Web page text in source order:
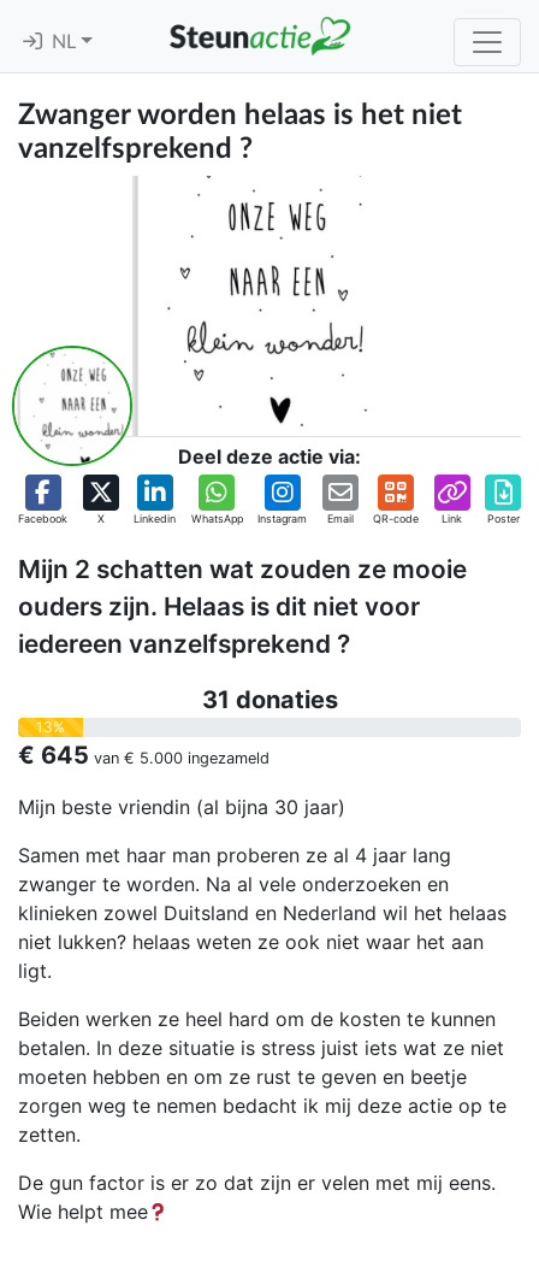
NL
Zwanger worden helaas is het niet
vanzelfsprekend ?
Deel deze actie via:
Facebook X Linkedin WhatsApp Instagram Email QR-code Link Poster
Mijn 2 schatten wat zouden ze mooie
ouders zijn. Helaas is dit niet voor
iedereen vanzelfsprekend ?
31 donaties
13%
€ 645 van € 5.000 ingezameld
Mijn beste vriendin (al bijna 30 jaar)
Samen met haar man proberen ze al 4 jaar lang
zwanger te worden. Na al vele onderzoeken en
klinieken zowel Duitsland en Nederland wil het helaas
niet lukken? helaas weten ze ook niet waar het aan
ligt.
Beiden werken ze heel hard om de kosten te kunnen
betalen. In deze situatie is stress juist iets wat ze niet
moeten hebben en om ze rust te geven en beetje
zorgen weg te nemen bedacht ik mij deze actie op te
zetten.
De gun factor is er zo dat zijn er velen met mij eens.
Wie helpt mee